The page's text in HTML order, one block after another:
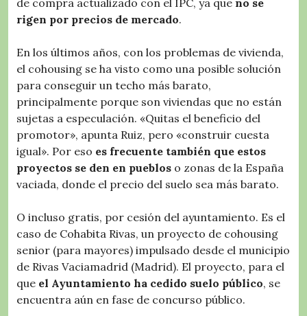
de compra actualizado con el IPC, ya que no se
rigen por precios de mercado.
En los últimos años, con los problemas de vivienda,
el cohousing se ha visto como una posible solución
para conseguir un techo más barato,
principalmente porque son viviendas que no están
sujetas a especulación. «Quitas el beneficio del
promotor», apunta Ruiz, pero «construir cuesta
igual». Por eso es frecuente también que estos
proyectos se den en pueblos o zonas de la España
vaciada, donde el precio del suelo sea más barato.
O incluso gratis, por cesión del ayuntamiento. Es el
caso de Cohabita Rivas, un proyecto de cohousing
senior (para mayores) impulsado desde el municipio
de Rivas Vaciamadrid (Madrid). El proyecto, para el
que el Ayuntamiento ha cedido suelo público, se
encuentra aún en fase de concurso público.